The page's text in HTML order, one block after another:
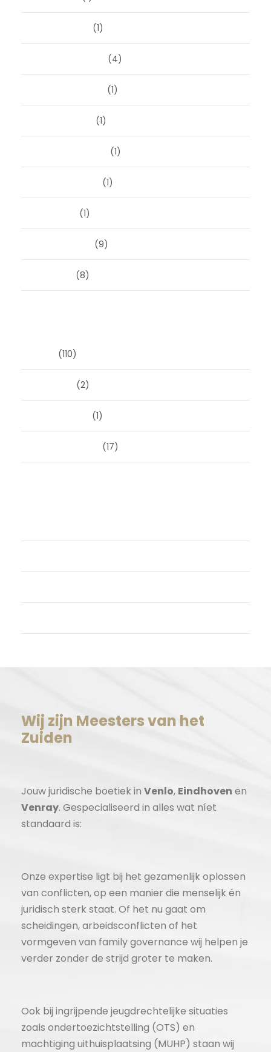
(1)
(4)
(1)
(1)
(1)
(1)
(1)
(9)
(8)
(110)
(2)
(1)
(17)
Wij zijn Meesters van het
Zuiden
Jouw juridische boetiek in Venlo, Eindhoven en
Venray. Gespecialiseerd in alles wat níet
standaard is:
Onze expertise ligt bij het gezamenlijk oplossen
van conflicten, op een manier die menselijk én
juridisch sterk staat. Of het nu gaat om
scheidingen, arbeidsconflicten of het
vormgeven van family governance wij helpen je
verder zonder de strijd groter te maken.
Ook bij ingrijpende jeugdrechtelijke situaties
zoals ondertoezichtstelling (OTS) en
machtiging uithuisplaatsing (MUHP) staan wij